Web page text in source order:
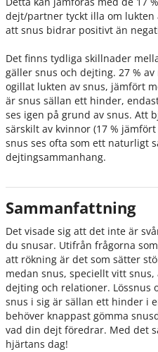
dejt/partner tyckt illa om lukten
att snus bidrar positivt än
Det finns tydliga skillnader
gäller snus och dejting. 27 %
ogillat lukten av snus, jämfört
är snus sällan ett hinder,
ses igen på grund av snus. Att
särskilt av kvinnor (17 %
snus ses ofta som ett naturligt
dejtingsammanhang.
Sammanfattning
Det visade sig att det inte är
du snusar. Utifrån frågorna
att rökning är det som sätter
medan snus, speciellt vitt
dejting och relationer. Lössnus
snus i sig är sällan ett hinder i
behöver knappast gömma
vad din dejt föredrar. Med det
hjärtans dag!